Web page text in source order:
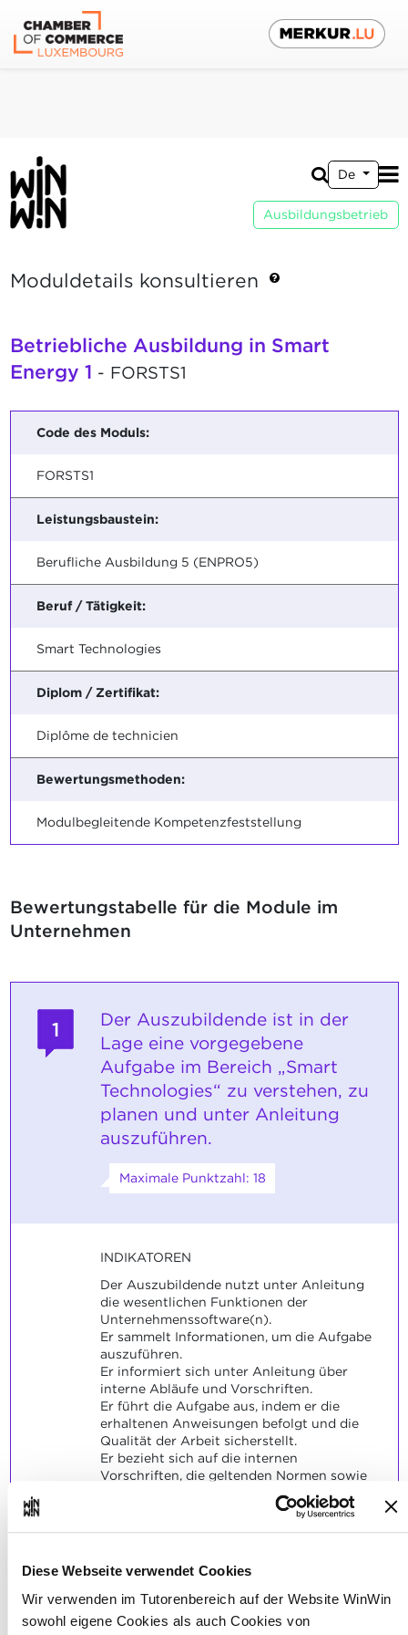
Diese Webseite verwendet Cookies
Wir verwenden im Tutorenbereich auf der Website WinWin
sowohl eigene Cookies als auch Cookies von
De
Ausbildungsbetrieb
Moduldetails konsultieren
Betriebliche Ausbildung in Smart
Energy 1 - FORSTS1
Code des Moduls:
FORSTS1
Leistungsbaustein:
Berufliche Ausbildung 5 (ENPRO5)
Beruf / Tätigkeit:
Smart Technologies
Diplom / Zertifikat:
Diplôme de technicien
Bewertungsmethoden:
Modulbegleitende Kompetenzfeststellung
Bewertungstabelle für die Module im
Unternehmen
1
Der Auszubildende ist in der
Lage eine vorgegebene
Aufgabe im Bereich „Smart
Technologies“ zu verstehen, zu
planen und unter Anleitung
auszuführen.
Maximale Punktzahl: 18
INDIKATOREN
Der Auszubildende nutzt unter Anleitung
die wesentlichen Funktionen der
Unternehmenssoftware(n).
Er sammelt Informationen, um die Aufgabe
auszuführen.
Er informiert sich unter Anleitung über
interne Abläufe und Vorschriften.
Er führt die Aufgabe aus, indem er die
erhaltenen Anweisungen befolgt und die
Qualität der Arbeit sicherstellt.
Er bezieht sich auf die internen
Vorschriften, die geltenden Normen sowie
SOCKEL
Aufgabenstellungen sind zufriedenstellend